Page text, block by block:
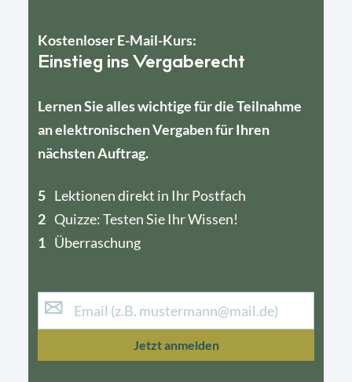
Kostenloser E-Mail-Kurs:
Einstieg ins Vergaberecht
Lernen Sie alles wichtige für die Teilnahme
an elektronischen Vergaben für Ihren
nächsten Auftrag.
5 Lektionen direkt in Ihr Postfach
2 Quizze: Testen Sie Ihr Wissen!
1 Überraschung
4
1
Jetzt anmelden